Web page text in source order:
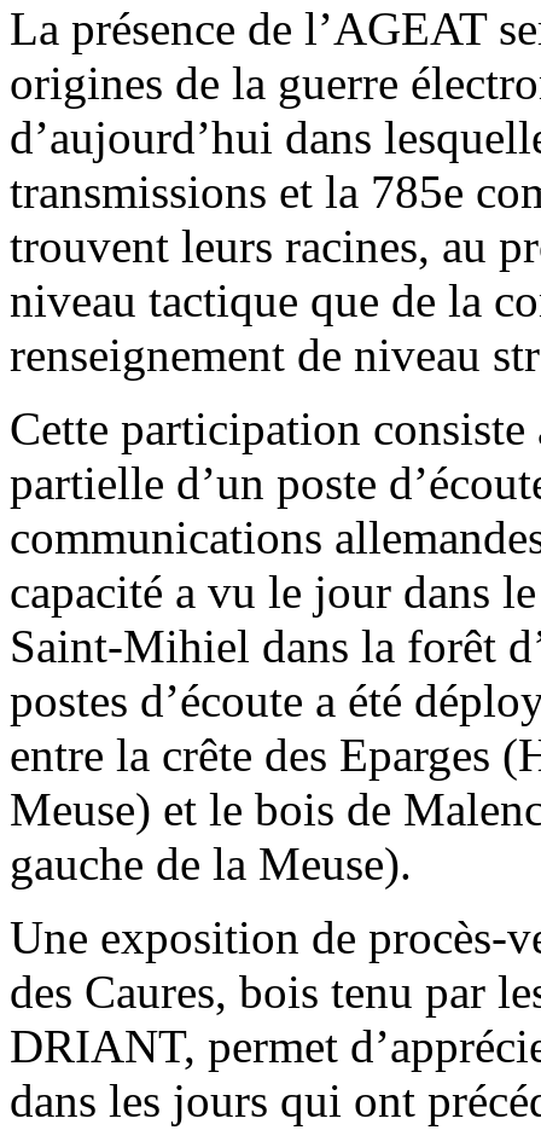
La présence de l’AGEAT
origines de la guerre
d’aujourd’hui dans
transmissions et la 785e
trouvent leurs racines, au
niveau tactique que de la
renseignement de niveau
Cette participation
partielle d’un poste
communications
capacité a vu le jour dans
Saint-Mihiel dans la forêt
postes d’écoute a été
entre la crête des Eparges
Meuse) et le bois de
gauche de la Meuse).
Une exposition de procès-
des Caures, bois tenu par
DRIANT, permet
dans les jours qui ont